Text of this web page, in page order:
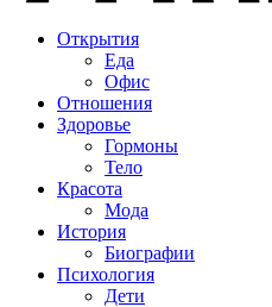
Открытия
Еда
Офис
Отношения
Здоровье
Гормоны
Тело
Красота
Мода
История
Биографии
Психология
Дети